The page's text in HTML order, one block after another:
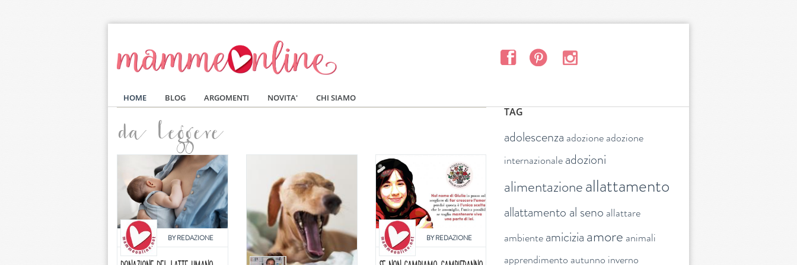
HOME BLOG ARGOMENTI NOVITA' CHI SIAMO
da leggere
BYREDAZIONE BYREDAZIONE
TAG
adolescenza adozioneadozione
internazionaleadozioni
alimentazioneallattamento
allattamento al seno allattare
ambienteamiciziaamore animali
apprendimento autunno inverno